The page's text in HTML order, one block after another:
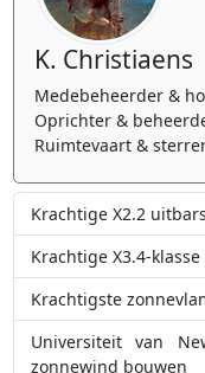
K. Christiaens
Medebeheerder &
Oprichter &
Ruimtevaart &
Krachtige X2.2
Krachtige X3.4-
Krachtigste
Universiteit van
zonnewind bouwen